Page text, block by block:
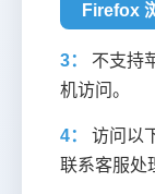
Firefox
3：
不支持
机访问。
4：
访问以
联系客服处